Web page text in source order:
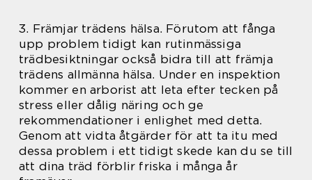
3. Främjar trädens hälsa. Förutom att fånga
upp problem tidigt kan rutinmässiga
trädbesiktningar också bidra till att främja
trädens allmänna hälsa. Under en inspektion
kommer en arborist att leta efter tecken på
stress eller dålig näring och ge
rekommendationer i enlighet med detta.
Genom att vidta åtgärder för att ta itu med
dessa problem i ett tidigt skede kan du se till
att dina träd förblir friska i många år